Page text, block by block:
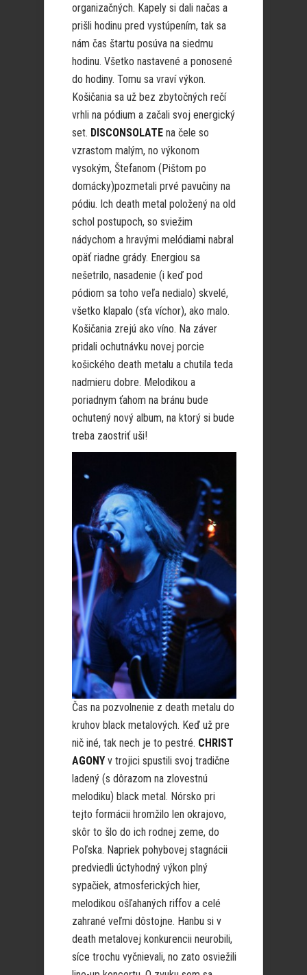
organizačných. Kapely si dali načas a
prišli hodinu pred vystúpením, tak sa
nám čas štartu posúva na siedmu
hodinu. Všetko nastavené a ponosené
do hodiny. Tomu sa vraví výkon.
Košičania sa už bez zbytočných rečí
vrhli na pódium a začali svoj energický
set. DISCONSOLATE na čele so
vzrastom malým, no výkonom
vysokým, Štefanom (Pištom po
domácky)pozmetali prvé pavučiny na
pódiu. Ich death metal položený na old
schol postupoch, so sviežim
nádychom a hravými melódiami nabral
opäť riadne grády. Energiou sa
nešetrilo, nasadenie (i keď pod
pódiom sa toho veľa nedialo) skvelé,
všetko klapalo (sťa víchor), ako malo.
Košičania zrejú ako víno. Na záver
pridali ochutnávku novej porcie
košického death metalu a chutila teda
nadmieru dobre. Melodikou a
poriadnym ťahom na bránu bude
ochutený nový album, na ktorý si bude
treba zaostriť uši!
Čas na pozvolnenie z death metalu do
kruhov black metalových. Keď už pre
nič iné, tak nech je to pestré. CHRIST
AGONY v trojici spustili svoj tradične
ladený (s dôrazom na zlovestnú
melodiku) black metal. Nórsko pri
tejto formácii hromžilo len okrajovo,
skôr to šlo do ich rodnej zeme, do
Poľska. Napriek pohybovej stagnácii
predviedli úctyhodný výkon plný
sypačiek, atmosferických hier,
melodikou ošľahaných riffov a celé
zahrané veľmi dôstojne. Hanbu si v
death metalovej konkurencii neurobili,
síce trochu vyčnievali, no zato osviežili